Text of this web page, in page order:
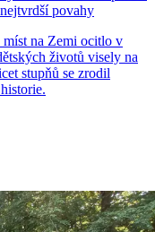
povahy
na Zemi ocitlo v
životů visely na
stupňů se zrodil